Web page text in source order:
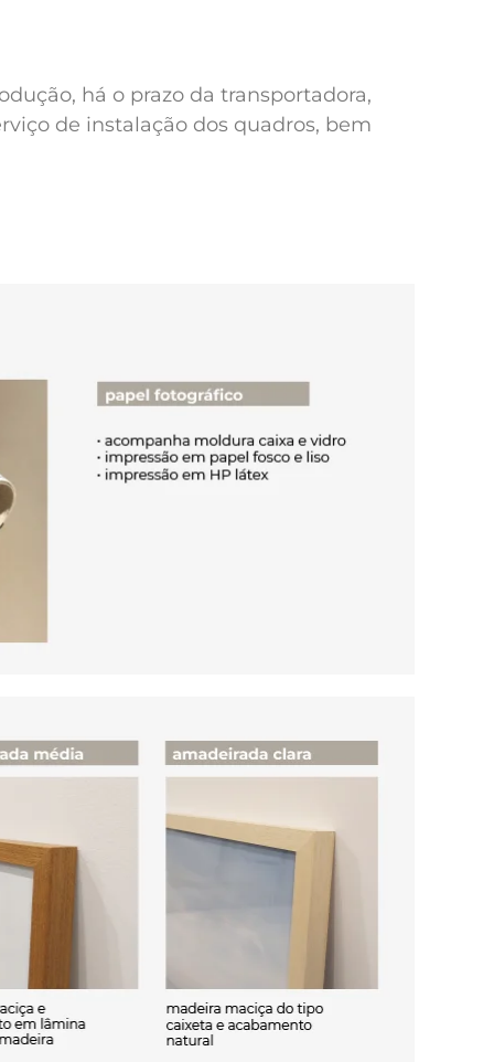
há o prazo da transportadora,
de instalação dos quadros, bem